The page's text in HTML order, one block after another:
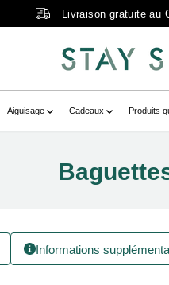
Livraison gratuite au
Aiguisage Cadeaux Produits
Informations